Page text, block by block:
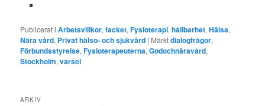
Publicerat i Arbetsvillkor,facket,Fysioterapi,hållbarhet,Hälsa,
Nära vård, Privat hälso- och sjukvård | Märktdialogfrågor,
Förbundsstyrelse,Fysioterapeuterna,Godochnäravård,
Stockholm,varsel
ARKIV